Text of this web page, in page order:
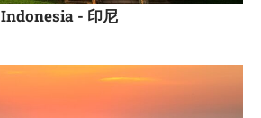
Indonesia - 印尼